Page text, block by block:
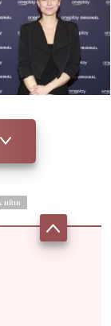
HŘIB